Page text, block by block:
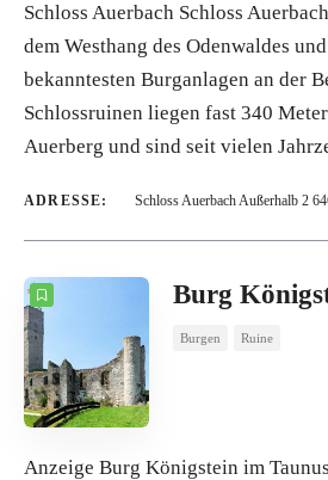
Schloss Auerbach Schloss
dem Westhang des Odenwaldes
bekanntesten Burganlagen an der
Schlossruinen liegen fast 340
Auerberg und sind seit vielen
ADRESSE: Schloss Auerbach Außerhalb 2
Burg
Burgen Ruine
Anzeige Burg Königstein im